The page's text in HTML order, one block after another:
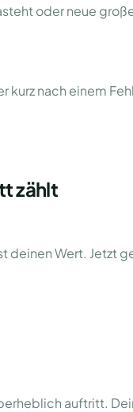
oder neue
kurz nach einem
zählt
deinen Wert. Jetzt
auftritt.